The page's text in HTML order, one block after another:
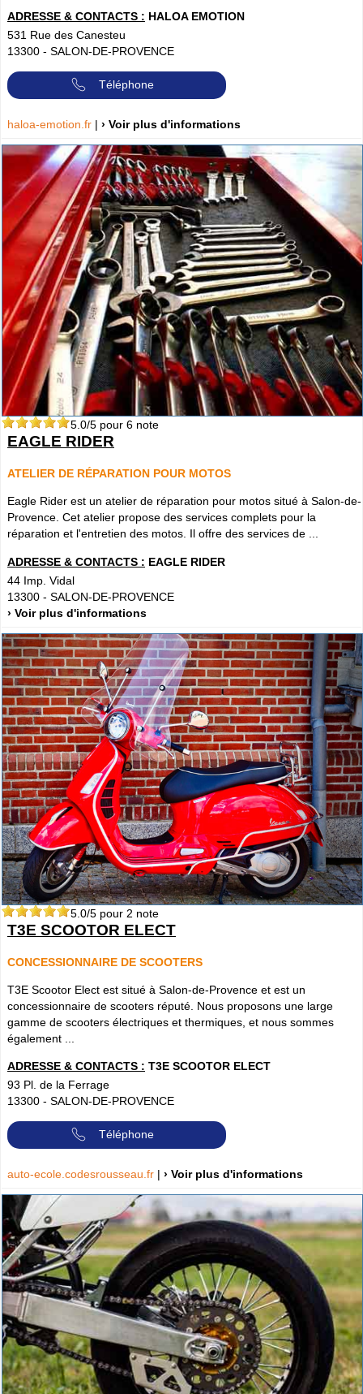
ADRESSE & CONTACTS : HALOA EMOTION
531 Rue des Canesteu
13300 - SALON-DE-PROVENCE
Téléphone
haloa-emotion.fr | › Voir plus d'informations
5.0/5 pour 6 note
EAGLE RIDER
ATELIER DE RÉPARATION POUR MOTOS
Eagle Rider est un atelier de réparation pour motos situé à Salon-de-
Provence. Cet atelier propose des services complets pour la
réparation et l'entretien des motos. Il offre des services de ...
ADRESSE & CONTACTS : EAGLE RIDER
44 Imp. Vidal
13300 - SALON-DE-PROVENCE
› Voir plus d'informations
5.0/5 pour 2 note
T3E SCOOTOR ELECT
CONCESSIONNAIRE DE SCOOTERS
T3E Scootor Elect est situé à Salon-de-Provence et est un
concessionnaire de scooters réputé. Nous proposons une large
gamme de scooters électriques et thermiques, et nous sommes
également ...
ADRESSE & CONTACTS : T3E SCOOTOR ELECT
93 Pl. de la Ferrage
13300 - SALON-DE-PROVENCE
Téléphone
auto-ecole.codesrousseau.fr | › Voir plus d'informations